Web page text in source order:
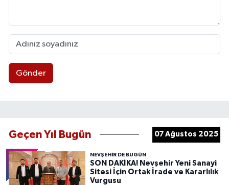
Gönder
Geçen Yıl Bugün 07 Ağustos 2025
NEVŞEHIR DE BUGÜN
SON DAKİKA! Nevşehir Yeni Sanayi
Sitesi İçin Ortak İrade ve Kararlılık
Vurgusu